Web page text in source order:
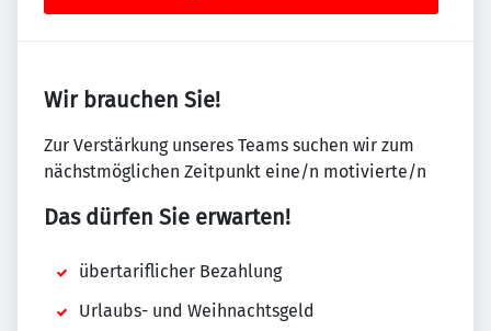
Wir brauchen Sie!
Zur Verstärkung unseres Teams suchen wir zum
nächstmöglichen Zeitpunkt eine/n motivierte/n
Das dürfen Sie erwarten!
übertariflicher Bezahlung
Urlaubs- und Weihnachtsgeld